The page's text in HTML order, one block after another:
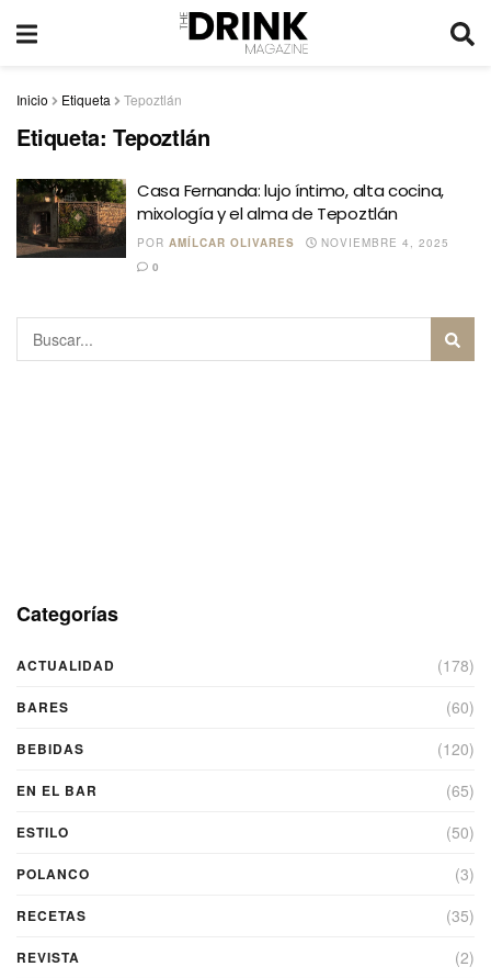
Inicio Etiqueta Tepoztlán
Etiqueta: Tepoztlán
Casa Fernanda: lujo íntimo, alta cocina,
mixología y el alma de Tepoztlán
POR AMÍLCAR OLIVARES
NOVIEMBRE 4, 2025
0
Categorías
ACTUALIDAD (178)
BARES (60)
BEBIDAS (120)
EN EL BAR (65)
ESTILO (50)
POLANCO (3)
RECETAS (35)
REVISTA (2)